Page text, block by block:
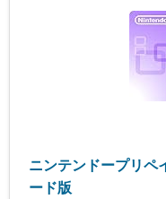
ニンテンドープリペ
ード版